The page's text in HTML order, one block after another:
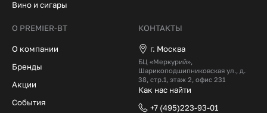
Вино и сигары
О PREMIER-BT
О компании
Бренды
Акции
События
КОНТАКТЫ
г. Москва
БЦ «Меркурий»,
Шарикоподшипниковская ул., д.
38, стр.1, этаж 2, офис 231
Как нас найти
+7 (495)223-93-01